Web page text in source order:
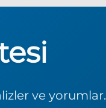
ve yorumlar.